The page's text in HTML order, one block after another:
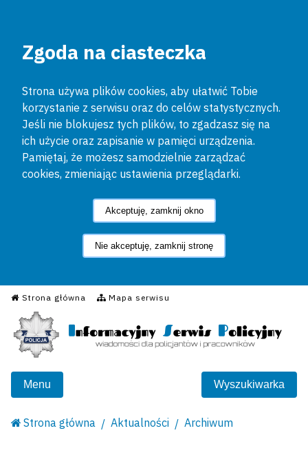
Zgoda na ciasteczka
Strona używa plików cookies, aby ułatwić Tobie
korzystanie z serwisu oraz do celów statystycznych.
Jeśli nie blokujesz tych plików, to zgadzasz się na
ich użycie oraz zapisanie w pamięci urządzenia.
Pamiętaj, że możesz samodzielnie zarządzać
cookies, zmieniając ustawienia przeglądarki.
Akceptuję, zamknij okno
Nie akceptuję, zamknij stronę
Strona główna Mapa serwisu
Informacyjny Serwis
Menu Wyszukiwarka
Strona główna Aktualności Archiwum